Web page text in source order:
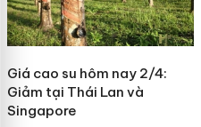
Giá cao su hôm nay 2/4:
Giảm tại Thái Lan và
Singapore